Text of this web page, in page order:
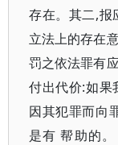
存在。其二,报
立法上的存在
罚之依法罪有
付出代价:如果
因其犯罪而向
是有 帮助的